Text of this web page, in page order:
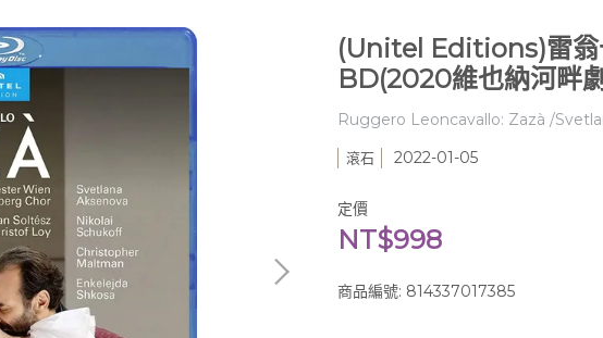
(Unitel Editions)雷翁
BD(2020維也納河畔
Ruggero Leoncavallo: Zazà /
滾石 2022-01-05
定價
NT$998
商品編號: 814337017385